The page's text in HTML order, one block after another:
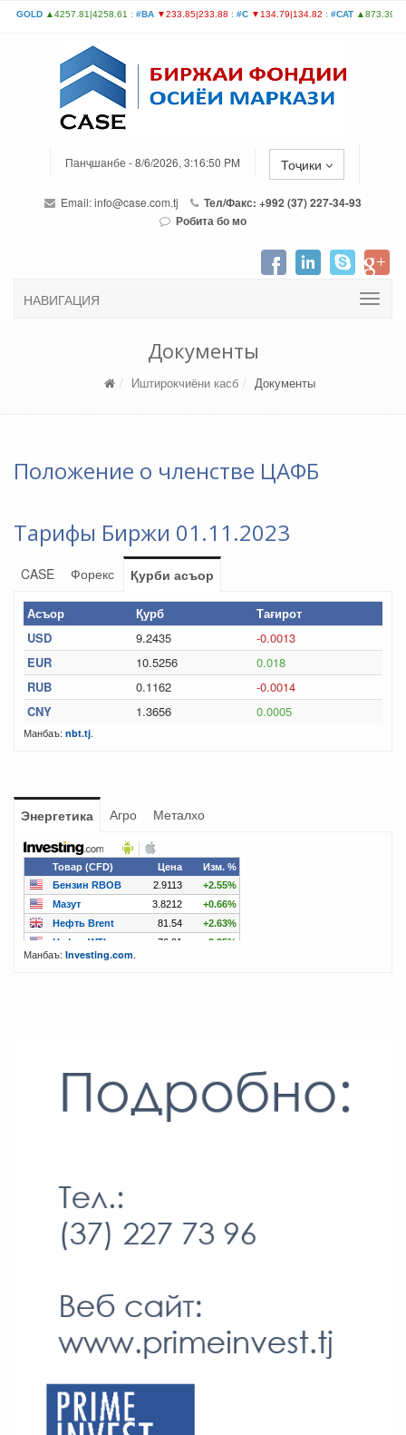
Панҷшанбе - 8/6/2026, 3:16:50 PM Тоҷики
Email:info@case.com.tj
Тел/Факс: +992 (37) 227-34-93
Робита бо мо
НАВИГАЦИЯ
Документы
Иштирокчиёни касб Документы
Положение о членстве ЦАФБ
Тарифы Биржи 01.11.2023
CASE Форекс Қурби асъор
Асъор Қурб
Тағирот
USD
9.2435
-0.0013
EUR
10.5256
0.018
RUB
0.1162
-0.0014
CNY
1.3656 0.0005
Манбаъ: nbt.tj.
Энергетика Агро Металхо
Манбаъ: Investing.com.